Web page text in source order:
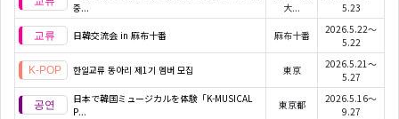
중...
大...
5.23
日韓交流会 in 麻布十番 麻布十番
2026.5.22～
5.22
한일교류 동아리 제1기 멤버 모집 東京
2026.5.21～
5.27
日本で韓国ミュージカルを体験「K-MUSICAL
P...
東京都
2026.5.16～
9.27